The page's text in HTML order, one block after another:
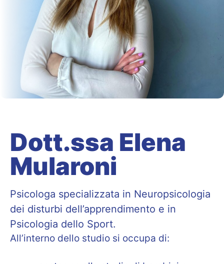
Dott.ssa Elena
Mularoni
Psicologa specializzata in Neuropsicologia
dei disturbi dell’apprendimento e in
Psicologia dello Sport.
All’interno dello studio si occupa di: